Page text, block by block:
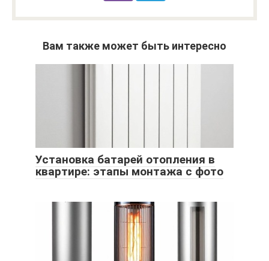
Вам также может быть интересно
Установка батарей отопления в
квартире: этапы монтажа с фото